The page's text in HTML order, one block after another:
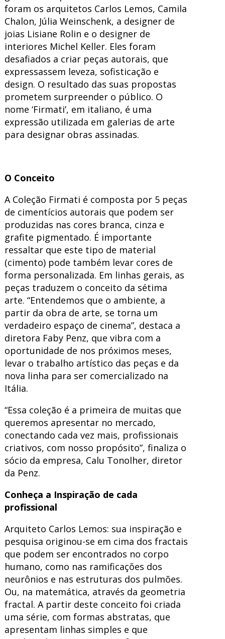
foram os arquitetos Carlos Lemos, Camila
Chalon, Júlia Weinschenk, a designer de
joias Lisiane Rolin e o designer de
interiores Michel Keller. Eles foram
desafiados a criar peças autorais, que
expressassem leveza, sofisticação e
design. O resultado das suas propostas
prometem surpreender o público. O
nome ‘Firmati’, em italiano, é uma
expressão utilizada em galerias de arte
para designar obras assinadas.
O Conceito
A Coleção Firmati é composta por 5 peças
de cimentícios autorais que podem ser
produzidas nas cores branca, cinza e
grafite pigmentado. É importante
ressaltar que este tipo de material
(cimento) pode também levar cores de
forma personalizada. Em linhas gerais, as
peças traduzem o conceito da sétima
arte. “Entendemos que o ambiente, a
partir da obra de arte, se torna um
verdadeiro espaço de cinema”, destaca a
diretora Faby Penz, que vibra com a
oportunidade de nos próximos meses,
levar o trabalho artístico das peças e da
nova linha para ser comercializado na
Itália.
“Essa coleção é a primeira de muitas que
queremos apresentar no mercado,
conectando cada vez mais, profissionais
criativos, com nosso propósito”, finaliza o
sócio da empresa, Calu Tonolher, diretor
da Penz.
Conheça a Inspiração de cada
profissional
Arquiteto Carlos Lemos: sua inspiração e
pesquisa originou-se em cima dos fractais
que podem ser encontrados no corpo
humano, como nas ramificações dos
neurônios e nas estruturas dos pulmões.
Ou, na matemática, através da geometria
fractal. A partir deste conceito foi criada
uma série, com formas abstratas, que
apresentam linhas simples e que